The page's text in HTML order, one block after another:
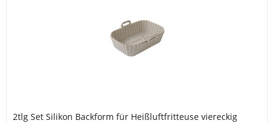
2tlg Set Silikon Backform für Heißluftfritteuse viereckig